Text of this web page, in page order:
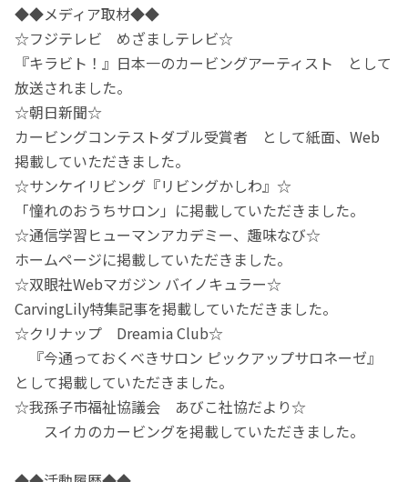
◆◆メディア取材◆◆
☆フジテレビ めざましテレビ☆
『キラビト！』日本一のカービングアーティスト として
放送されました。
☆朝日新聞☆
カービングコンテストダブル受賞者 として紙面、Web
掲載していただきました。
☆サンケイリビング『リビングかしわ』☆
「憧れのおうちサロン」に掲載していただきました。
☆通信学習ヒューマンアカデミー、趣味なび☆
ホームページに掲載していただきました。
☆双眼社Webマガジン バイノキュラー☆
CarvingLily特集記事を掲載していただきました。
☆クリナップ Dreamia Club☆
『今通っておくべきサロン ピックアップサロネーゼ』
として掲載していただきました。
☆我孫子市福祉協議会 あびこ社協だより☆
スイカのカービングを掲載していただきました。